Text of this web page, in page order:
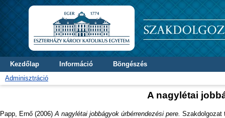
Kezdőlap Információ
Böngészés
Adminisztráció
A nagylétai
Papp, Ernő (2006) A nagylétai jobbágyok úrbérrendezési pere. Szakdolgozat